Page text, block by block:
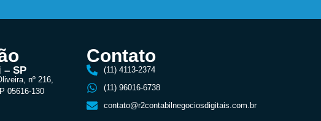
– SP
nº 216,
05616-130
Contato
(11) 4113-2374
(11) 96016-6738
contato@r2contabilnegociosdigitais.com.br